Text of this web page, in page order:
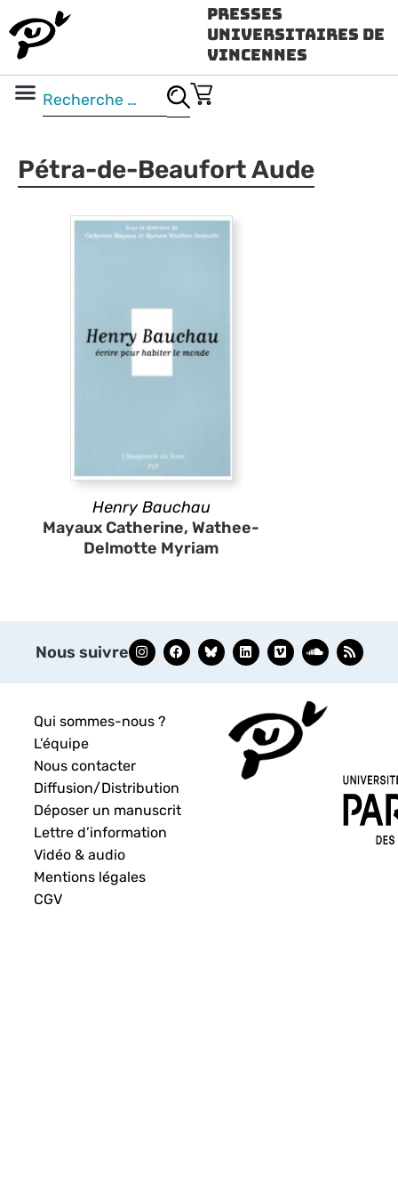
Presses
Universitaires de
Vincennes
Pétra-de-Beaufort Aude
Henry Bauchau
Mayaux Catherine, Wathee-
Delmotte Myriam
Nous suivre
Qui sommes-nous ?
L’équipe
Nous contacter
Diffusion/Distribution
Déposer un manuscrit
Lettre d’information
Vidéo & audio
Mentions légales
CGV